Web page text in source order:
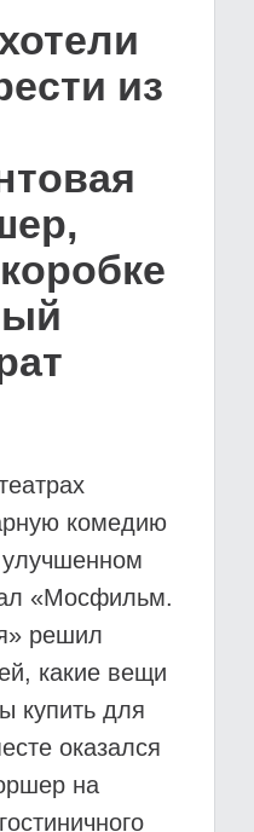
из
комедию
«Мосфильм.
решил
какие вещи
купить для
оказался
на